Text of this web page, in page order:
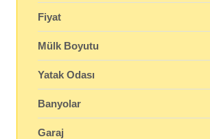
Fiyat
Mülk Boyutu
Yatak Odası
Banyolar
Garaj